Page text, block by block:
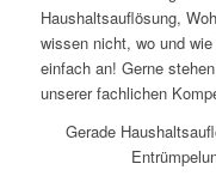
Haushaltsauflösung,
wissen nicht, wo und
einfach an! Gerne
unserer fachlichen
Gerade